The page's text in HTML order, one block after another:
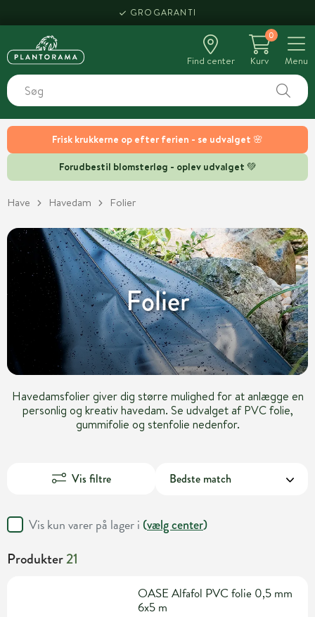
Frisk krukkerne op efter ferien - se udvalget 🌸
Forudbestil blomsterløg - oplev udvalget 💚
HENT SAMME DAG
Find center
0
Kurv
Menu
Have Havedam Folier
Folier
Havedamsfolier giver dig større mulighed for at anlægge en
personlig og kreativ havedam. Se udvalget af PVC folie,
gummifolie og stenfolie nedenfor.
Vis filtre
Vis kun varer på lager i (vælg center)
Produkter21
OASE Alfafol PVC folie 0,5 mm
6x5 m